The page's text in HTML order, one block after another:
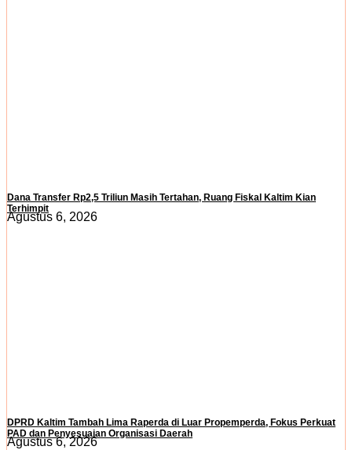
Dana Transfer Rp2,5 Triliun Masih Tertahan, Ruang Fiskal Kaltim Kian
Terhimpit
Agustus 6, 2026
DPRD Kaltim Tambah Lima Raperda di Luar Propemperda, Fokus Perkuat
PAD dan Penyesuaian Organisasi Daerah
Agustus 6, 2026